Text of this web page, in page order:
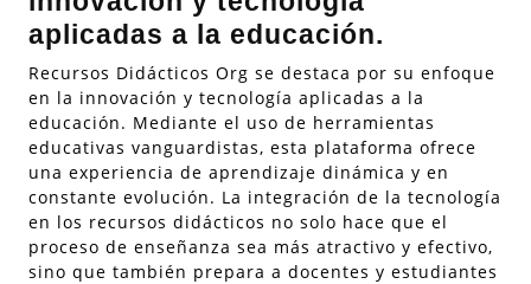
aplicadas a la educación.
Recursos Didácticos Org se destaca por su enfoque
en la innovación y tecnología aplicadas a la
educación. Mediante el uso de herramientas
educativas vanguardistas, esta plataforma ofrece
una experiencia de aprendizaje dinámica y en
constante evolución. La integración de la tecnología
en los recursos didácticos no solo hace que el
proceso de enseñanza sea más atractivo y efectivo,
sino que también prepara a docentes y estudiantes